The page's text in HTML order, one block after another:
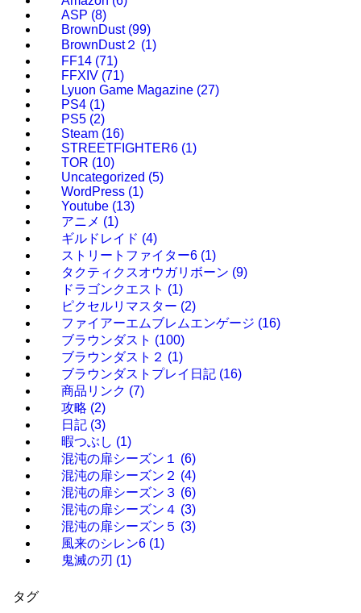
ASP (8)
BrownDust (99)
BrownDust２ (1)
FF14 (71)
FFXIV (71)
Lyuon Game Magazine (27)
PS4 (1)
PS5 (2)
Steam (16)
STREETFIGHTER6 (1)
TOR (10)
Uncategorized (5)
WordPress (1)
Youtube (13)
アニメ (1)
ギルドレイド (4)
ストリートファイター6 (1)
タクティクスオウガリボーン (9)
ドラゴンクエスト (1)
ピクセルリマスター (2)
ファイアーエムブレムエンゲージ (16)
ブラウンダスト (100)
ブラウンダスト２ (1)
ブラウンダストプレイ日記 (16)
商品リンク (7)
攻略 (2)
日記 (3)
暇つぶし (1)
混沌の扉シーズン１ (6)
混沌の扉シーズン２ (4)
混沌の扉シーズン３ (6)
混沌の扉シーズン４ (3)
混沌の扉シーズン５ (3)
風来のシレン6 (1)
鬼滅の刃 (1)
タグ